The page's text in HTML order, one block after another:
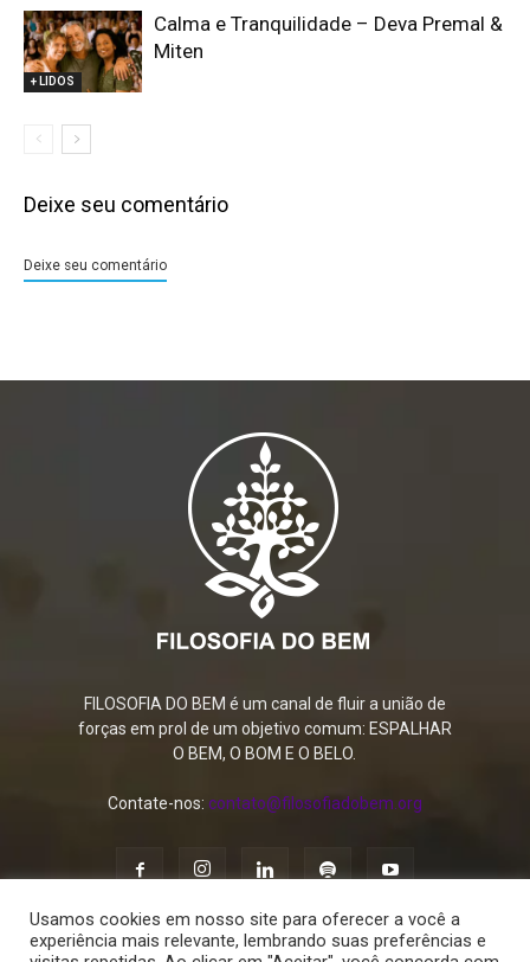
+ LIDOS
Calma e Tranquilidade – Deva Premal &
Miten
Deixe seu comentário
Deixe seu comentário
FILOSOFIA DO BEM é um canal de fluir a união de
forças em prol de um objetivo comum: ESPALHAR
O BEM, O BOM E O BELO.
Contate-nos: contato@filosofiadobem.org
Usamos cookies em nosso site para oferecer a você a
experiência mais relevante, lembrando suas preferências e